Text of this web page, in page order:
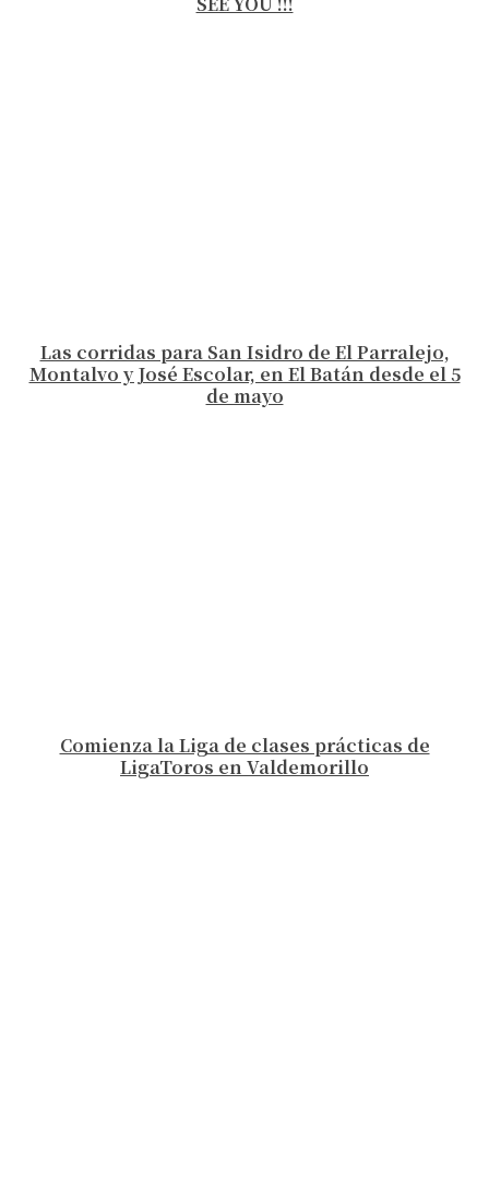
Las corridas para San Isidro de El Parralejo,
Montalvo y José Escolar, en El Batán desde el 5
de mayo
Comienza la Liga de clases prácticas de
LigaToros en Valdemorillo